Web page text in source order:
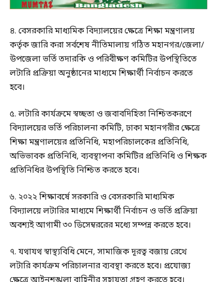
৪. বেসরকারি মাধ্যমিক বিদ্যালয়ের ক্ষেত্রে শিক্ষা মন্ত্রণালয়
কর্তৃক জারি করা সর্বশেষ নীতিমালায় গঠিত মহানগর/জেলা/
উপজেলা ভর্তি তদারকি ও পরিবীক্ষণ কমিটির উপস্থিতিতে
লটারি প্রক্রিয়া অনুষ্ঠানের মাধ্যমে শিক্ষার্থী নির্বাচন করতে
হবে।
৫. লটারি কার্যক্রমে স্বচ্ছতা ও জবাবদিহিতা নিশ্চিতকরণে
বিদ্যালয়ের ভর্তি পরিচালনা কমিটি, ঢাকা মহানগরীর ক্ষেত্রে
শিক্ষা মন্ত্রণালয়ের প্রতিনিধি, মহাপরিচালকের প্রতিনিধি,
অভিভাবক প্রতিনিধি, ব্যবস্থাপনা কমিটির প্রতিনিধি ও শিক্ষক
প্রতিনিধির উপস্থিতি নিশ্চিত করতে হবে।
৬. ২০২২ শিক্ষাবর্ষে সরকারি ও বেসরকারি মাধ্যমিক
বিদ্যালয়ে লটারির মাধ্যমে শিক্ষার্থী নির্বাচন ও ভর্তি প্রক্রিয়া
অবশ্যই আগামী ৩০ ডিসেম্বররের মধ্যে সম্পন্ন করতে হবে।
৭. যথাযথ স্বাস্থ্যবিধি মেনে, সামাজিক দূরত্ব বজায় রেখে
লটারি কার্যক্রম পরিচালনার ব্যবস্থা করতে হবে। প্রযোজ্য